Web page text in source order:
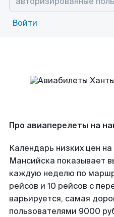
Войти
Про авиаперелеты на
Календарь низких цен
Мансийска показывает
каждую неделю по
рейсов и 10 рейсов с
варьируется, самая
пользователями 9000